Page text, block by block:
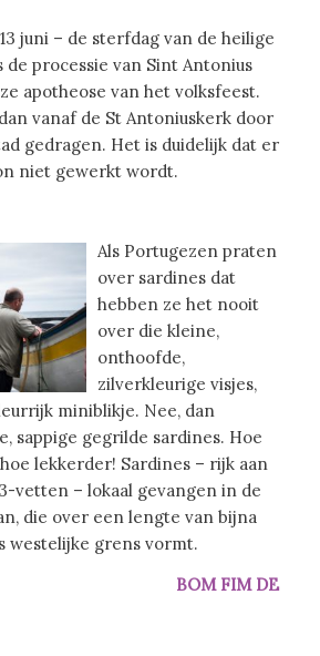
13 juni – de sterfdag van de heilige
de processie van Sint Antonius
apotheose van het volksfeest.
vanaf de St Antoniuskerk door
gedragen. Het is duidelijk dat er
niet gewerkt wordt.
Als Portugezen praten
over sardines dat
hebben ze het nooit
over die kleine,
onthoofde,
zilverkleurige visjes,
miniblikje. Nee, dan
sappige gegrilde sardines. Hoe
lekkerder! Sardines – rijk aan
vetten – lokaal gevangen in de
, die over een lengte van bijna
westelijke grens vormt.
FIM DE